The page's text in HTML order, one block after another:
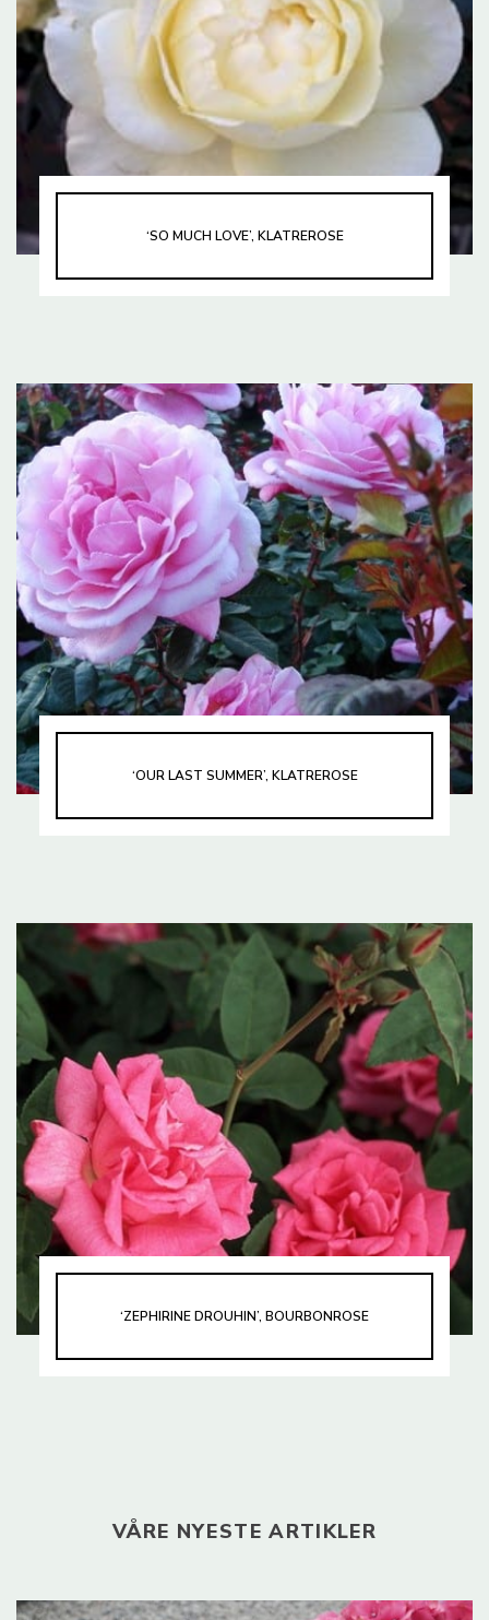
‘SO MUCH LOVE’, KLATREROSE
‘OUR LAST SUMMER’, KLATREROSE
‘ZEPHIRINE DROUHIN’, BOURBONROSE
VÅRE NYESTE ARTIKLER